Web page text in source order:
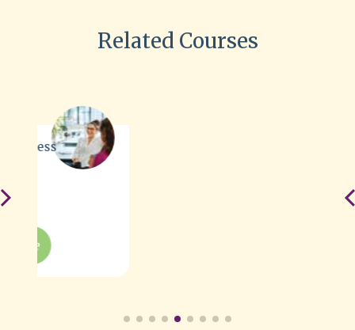
Related Courses
NEBOSH Managing Stress